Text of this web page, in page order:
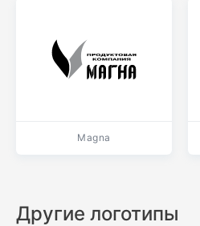
Magna
Другие логотипы